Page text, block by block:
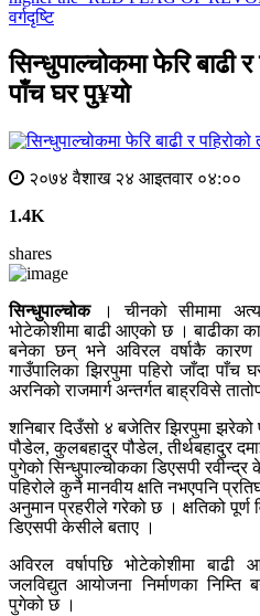
वर्गदृष्टि
सिन्धुपाल्चोकमा फेरि बाढी
पाँच घर पु¥यो
२०७४ वैशाख २४ आइतवार ०४:००
1.4K
shares
सिन्धुपाल्चोक। चीनको सीमामा
भोटेकोशीमा बाढी आएको छ । बाढीका
बनेका छन् भने अविरल वर्षाकै कारण
गाउँपालिका झिरपुमा पहिरो जाँदा
अरनिको राजमार्ग अन्तर्गत बाह्रविसे
शनिबार दिउँसो ४ बजेतिर झिरपुमा झरेको
पौडेल, कुलबहादुर पौडेल, तीर्थबहादुर
पुगेको सिन्धुपाल्चोकका डिएसपी
पहिरोले कुनै मानवीय क्षति नभएपनि
अनुमान प्रहरीले गरेको छ । क्षतिको
डिएसपी केसीले बताए ।
अविरल वर्षापछि भोटेकोशीमा बाढी
जलविद्युत आयोजना निर्माणका निम्ति
पुगेको छ ।